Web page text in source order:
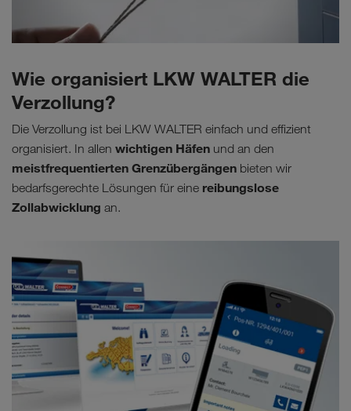
Wie organisiert LKW WALTER die
Verzollung?
Die Verzollung ist bei LKW WALTER einfach und effizient
organisiert. In allen wichtigen Häfen und an den
meistfrequentierten Grenzübergängen bieten wir
bedarfsgerechte Lösungen für eine reibungslose
Zollabwicklung an.